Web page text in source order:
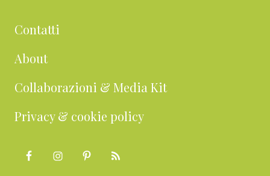
Contatti
About
Collaborazioni & Media Kit
Privacy & cookie policy